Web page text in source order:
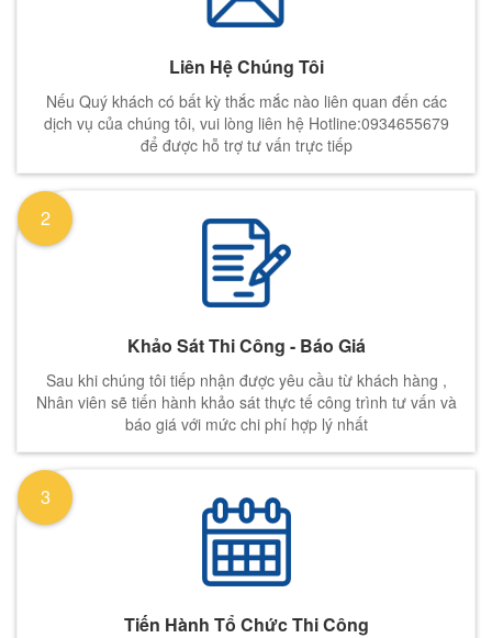
Liên Hệ Chúng Tôi
Nếu Quý khách có bất kỳ thắc mắc nào liên quan đến các
dịch vụ của chúng tôi, vui lòng liên hệ Hotline:0934655679
để được hỗ trợ tư vấn trực tiếp
Khảo Sát Thi Công - Báo Giá
Sau khi chúng tôi tiếp nhận được yêu cầu từ khách hàng ,
Nhân viên sẽ tiến hành khảo sát thực tế công trình tư vấn và
báo giá với mức chi phí hợp lý nhất
2
Tiến Hành Tổ Chức Thi Công
3